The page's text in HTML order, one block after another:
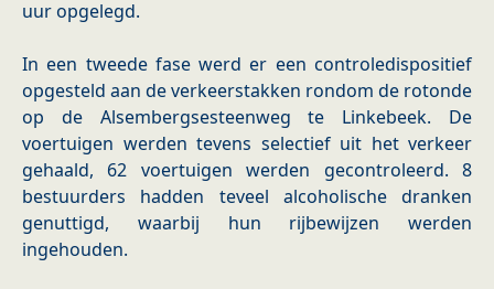
uur opgelegd.
In een tweede fase werd er een controledispositief
opgesteld aan de verkeerstakken rondom de rotonde
op de Alsembergsesteenweg te Linkebeek. De
voertuigen werden tevens selectief uit het verkeer
gehaald, 62 voertuigen werden gecontroleerd. 8
bestuurders hadden teveel alcoholische dranken
genuttigd, waarbij hun rijbewijzen werden
ingehouden.